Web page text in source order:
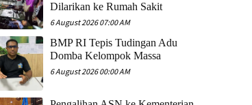
Dilarikan ke Rumah Sakit
6 August 2026 07:00 AM
​BMP RI Tepis Tudingan Adu
Domba Kelompok Massa
6 August 2026 00:00 AM